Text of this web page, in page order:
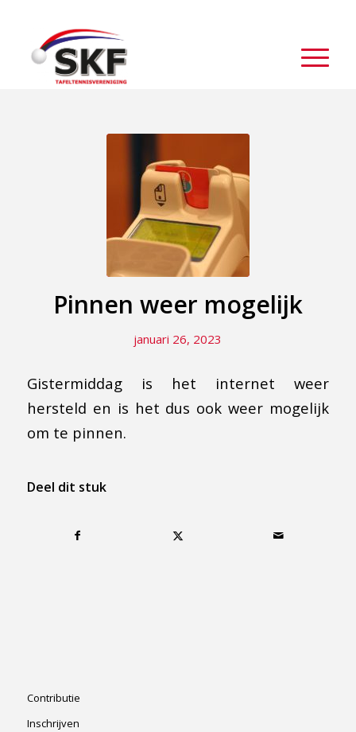
Pinnen weer mogelijk
januari 26, 2023
Gistermiddag is het internet weer
hersteld en is het dus ook weer mogelijk
om te pinnen.
Deel dit stuk
Contributie
Inschrijven